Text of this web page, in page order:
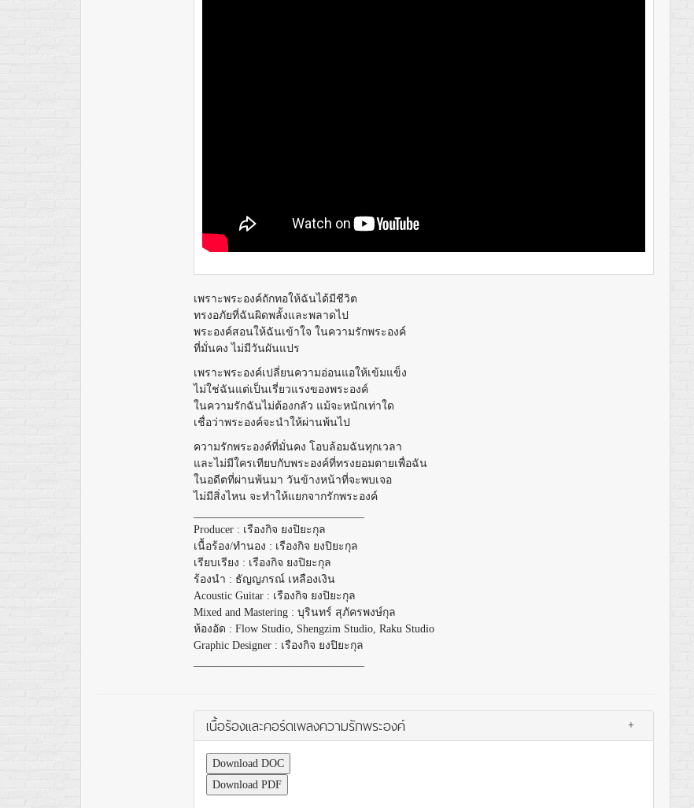
เพราะพระองค์ถักทอให้ฉันได้มีชีวิต
ทรงอภัยที่ฉันผิดพลั้งและพลาดไป
พระองค์สอนให้ฉันเข้าใจ ในความรักพระองค์
ที่มั่นคง ไม่มีวันผันแปร
เพราะพระองค์เปลี่ยนความอ่อนแอให้เข้มแข็ง
ไม่ใช่ฉันแต่เป็นเรี่ยวแรงของพระองค์
ในความรักฉันไม่ต้องกลัว แม้จะหนักเท่าใด
เชื่อว่าพระองค์จะนำให้ผ่านพ้นไป
ความรักพระองค์ที่มั่นคง โอบล้อมฉันทุกเวลา
และไม่มีใครเทียบกับพระองค์ที่ทรงยอมตายเพื่อฉัน
ในอดีตที่ผ่านพ้นมา วันข้างหน้าที่จะพบเจอ
ไม่มีสิ่งไหน จะทำให้แยกจากรักพระองค์
Producer : เรืองกิจ ยงปิยะกุล
เนื้อร้อง/ทำนอง : เรืองกิจ ยงปิยะกุล
เรียบเรียง : เรืองกิจ ยงปิยะกุล
ร้องนำ : ธัญญภรณ์ เหลืองเงิน
Acoustic Guitar : เรืองกิจ ยงปิยะกุล
Mixed and Mastering : บุรินทร์​ สุภัครพงษ์กุล
ห้องอัด : Flow Studio, Shengzim Studio, Raku Studio
Graphic Designer : เรืองกิจ ยงปิยะกุล
เนื้อร้องและคอร์ดเพลงความรักพระองค์ +
Download DOC
Download PDF